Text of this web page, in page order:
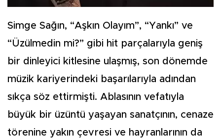
Simge Sağın, “Aşkın Olayım”, “Yankı” ve
“Üzülmedin mi?” gibi hit parçalarıyla geniş
bir dinleyici kitlesine ulaşmış, son dönemde
müzik kariyerindeki başarılarıyla adından
sıkça söz ettirmişti. Ablasının vefatıyla
büyük bir üzüntü yaşayan sanatçının, cenaze
törenine yakın çevresi ve hayranlarının da